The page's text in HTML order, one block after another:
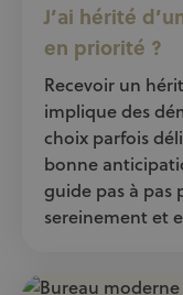
J’ai hérité
en priorité ?
Recevoir un
implique des
choix parfois
bonne
guide pas à pas
sereinement et